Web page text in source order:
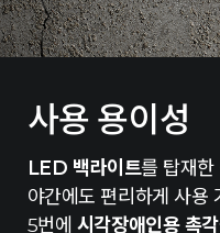
사용 용이성
LED 백라이트를 탑재한
야간에도 편리하게 사용
5번에 시각장애인용 촉각